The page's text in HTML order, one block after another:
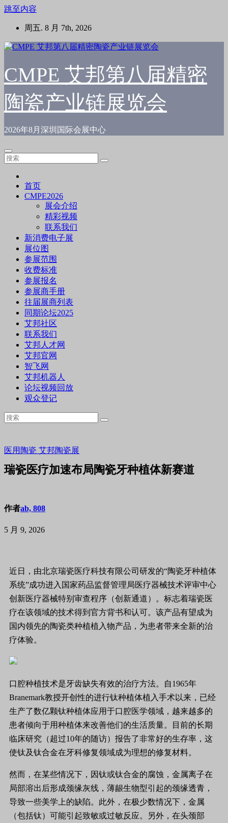
跳至内容
周五. 8 月 7th, 2026
CMPE 艾邦第八届精密
陶瓷产业链展览会
2026年8月深圳国际会展中心
首页
CMPE2026
展会介绍
精彩视频
联系我们
新消费电子展
展位图
参展范围
收费标准
参展报名
参展商手册
往届展商列表
同期论坛2025
艾邦社区
联系我们
艾邦人才网
艾邦官网
智飞网
艾邦机器人
论坛视频回放
观众登记
医用陶瓷 艾邦陶瓷展
瑞瓷医疗加速布局陶瓷牙种植体新赛道
作者ab, 808
5 月 9, 2026
近日，由北京瑞瓷医疗科技有限公司研发的“陶瓷牙种植体
系统”成功进入国家药品监督管理局医疗器械技术评审中心
创新医疗器械特别审查程序（创新通道）。标志着瑞瓷医
疗在该领域的技术得到官方背书和认可。该产品有望成为
国内领先的陶瓷类种植植入物产品，为患者带来全新的治
疗体验。
口腔种植技术是牙齿缺失有效的治疗方法。自1965年
Branemark教授开创性的进行钛种植体植入手术以来，已经
生产了数亿颗钛种植体应用于口腔医学领域，越来越多的
患者倾向于用种植体来改善他们的生活质量。目前的长期
临床研究（超过10年的随访）报告了非常好的生存率，这
使钛及钛合金在牙科修复领域成为理想的修复材料。
然而，在某些情况下，因钛或钛合金的腐蚀，金属离子在
局部溶出后形成颈缘灰线，薄龈生物型引起的颈缘透青，
导致一些美学上的缺陷。此外，在极少数情况下，金属
（包括钛）可能引起致敏或过敏反应。另外，在头颈部